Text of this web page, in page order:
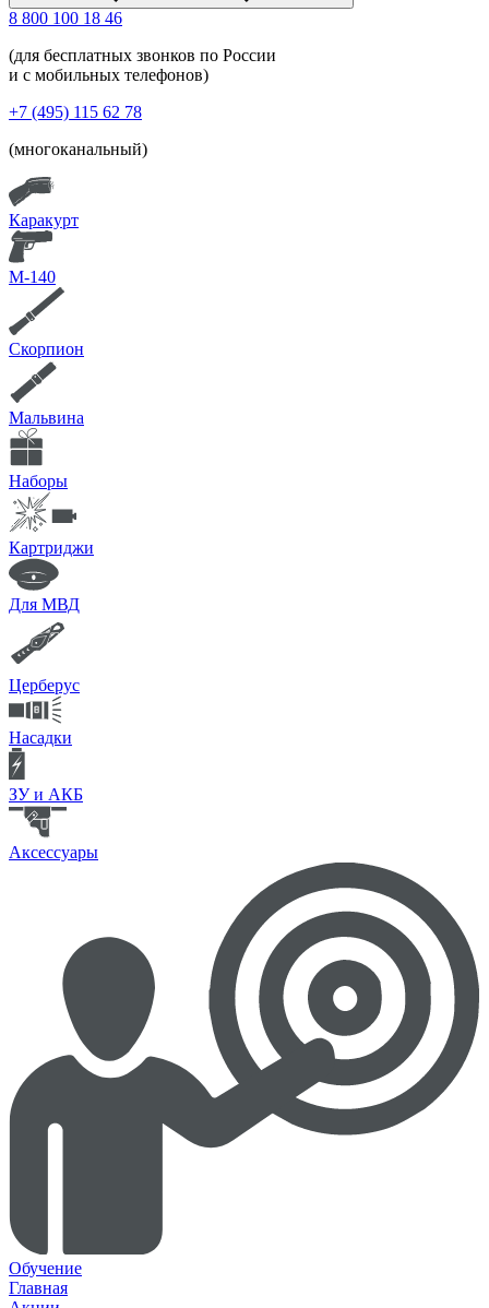
8 800 100 18 46
(для бесплатных звонков по России
и с мобильных телефонов)
+7 (495) 115 62 78
(многоканальный)
Каракурт
М-140
Скорпион
Мальвина
Наборы
Картриджи
Для МВД
Церберус
Насадки
ЗУ и АКБ
Аксессуары
Обучение
Главная